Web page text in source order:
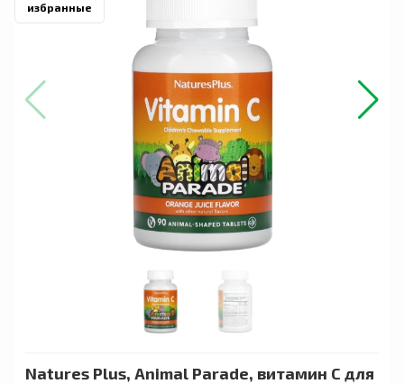
избранные
Natures Plus, Animal Parade, витамин C для